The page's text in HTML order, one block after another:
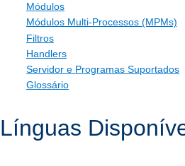
Módulos
Módulos Multi-Processos (MPMs)
Filtros
Handlers
Servidor e Programas Suportados
Glossário
Línguas